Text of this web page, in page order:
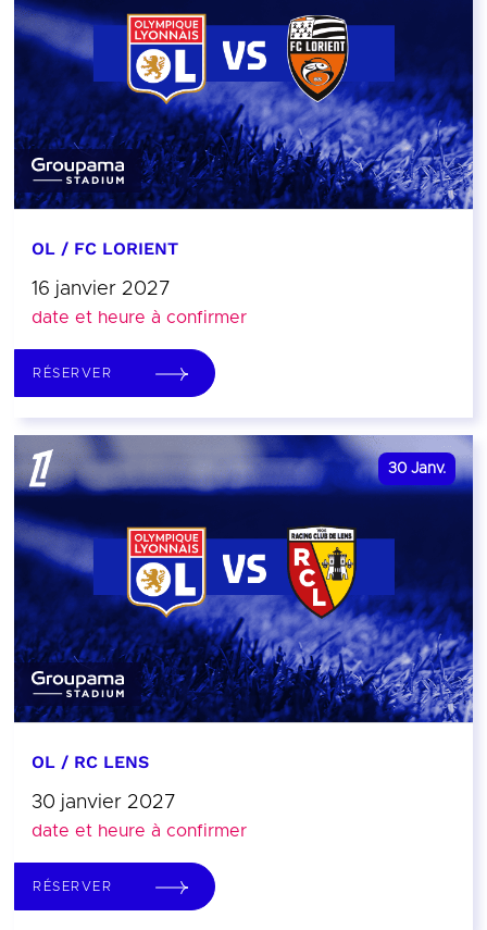
OL / FC LORIENT
16 janvier 2027
date et heure à confirmer
RÉSERVER
30 Janv.
OL / RC LENS
30 janvier 2027
date et heure à confirmer
RÉSERVER